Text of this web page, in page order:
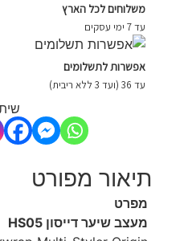
משלוחים לכל הארץ
עד 7 ימי עסקים
אפשרות לתשלומים
עד 36 (ועד 3 ללא ריבית)
תיאור מפורט
מפרט
מעצב שיער דייסון HS05